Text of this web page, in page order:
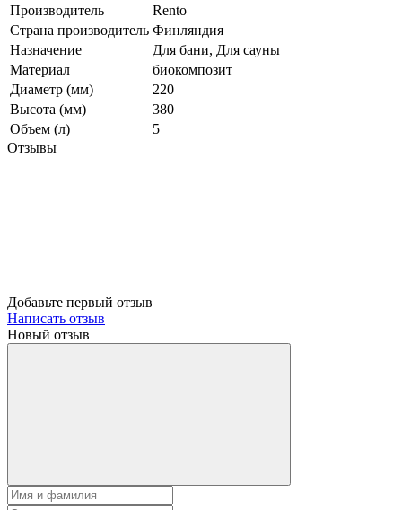
Производитель
Rento
Страна производитель Финляндия
Назначение
Для бани, Для сауны
Материал
биокомпозит
Диаметр (мм)
220
Высота (мм)
380
Объем (л)
5
Отзывы
Добавьте первый отзыв
Написать отзыв
Новый отзыв